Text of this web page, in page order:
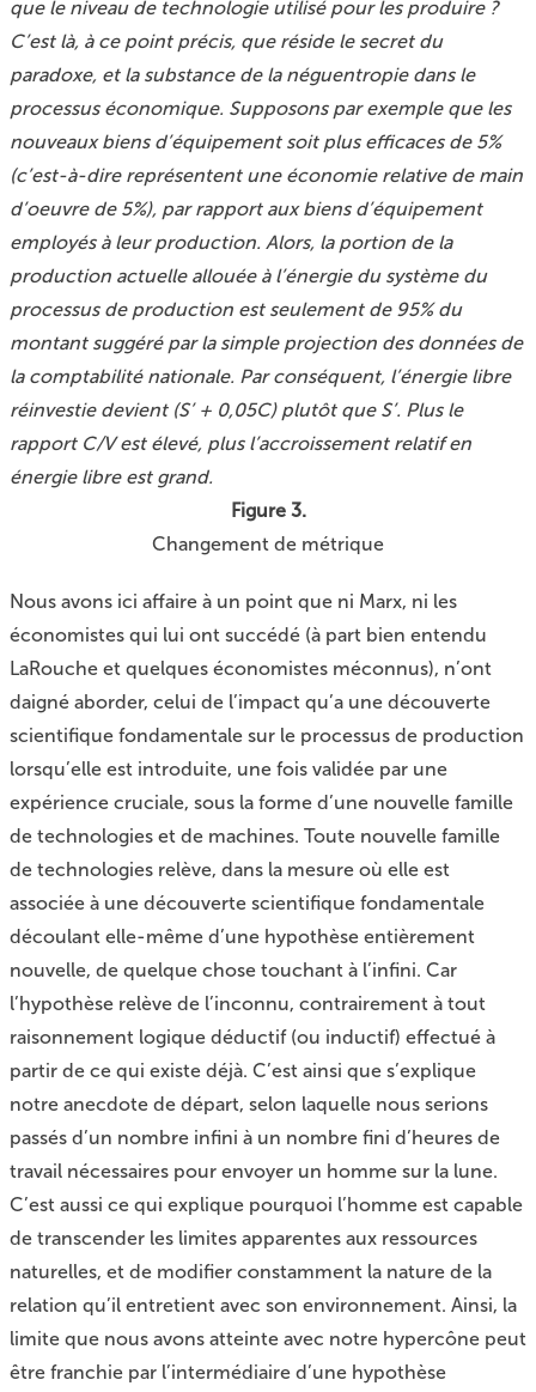
que le niveau de technologie utilisé pour les produire ?
C’est là, à ce point précis, que réside le secret du
paradoxe, et la substance de la néguentropie dans le
processus économique. Supposons par exemple que les
nouveaux biens d’équipement soit plus efficaces de 5%
(c’est-à-dire représentent une économie relative de main
d’oeuvre de 5%), par rapport aux biens d’équipement
employés à leur production. Alors, la portion de la
production actuelle allouée à l’énergie du système du
processus de production est seulement de 95% du
montant suggéré par la simple projection des données de
la comptabilité nationale. Par conséquent, l’énergie libre
réinvestie devient (S’ + 0,05C) plutôt que S’. Plus le
rapport C/V est élevé, plus l’accroissement relatif en
énergie libre est grand.
Figure 3.
Changement de métrique
Nous avons ici affaire à un point que ni Marx, ni les
économistes qui lui ont succédé (à part bien entendu
LaRouche et quelques économistes méconnus), n’ont
daigné aborder, celui de l’impact qu’a une découverte
scientifique fondamentale sur le processus de production
lorsqu’elle est introduite, une fois validée par une
expérience cruciale, sous la forme d’une nouvelle famille
de technologies et de machines. Toute nouvelle famille
de technologies relève, dans la mesure où elle est
associée à une découverte scientifique fondamentale
découlant elle-même d’une hypothèse entièrement
nouvelle, de quelque chose touchant à l’infini. Car
l’hypothèse relève de l’inconnu, contrairement à tout
raisonnement logique déductif (ou inductif) effectué à
partir de ce qui existe déjà. C’est ainsi que s’explique
notre anecdote de départ, selon laquelle nous serions
passés d’un nombre infini à un nombre fini d’heures de
travail nécessaires pour envoyer un homme sur la lune.
C’est aussi ce qui explique pourquoi l’homme est capable
de transcender les limites apparentes aux ressources
naturelles, et de modifier constamment la nature de la
relation qu’il entretient avec son environnement. Ainsi, la
limite que nous avons atteinte avec notre hypercône peut
être franchie par l’intermédiaire d’une hypothèse